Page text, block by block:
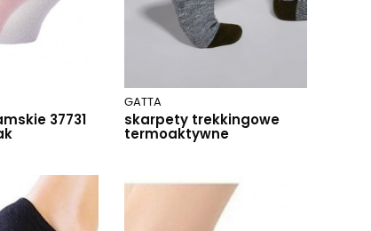
37731
GATTA
skarpety trekkingowe
termoaktywne